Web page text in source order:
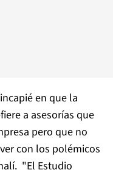
en que la
a asesorías que
pero que no
con los polémicos
"El Estudio